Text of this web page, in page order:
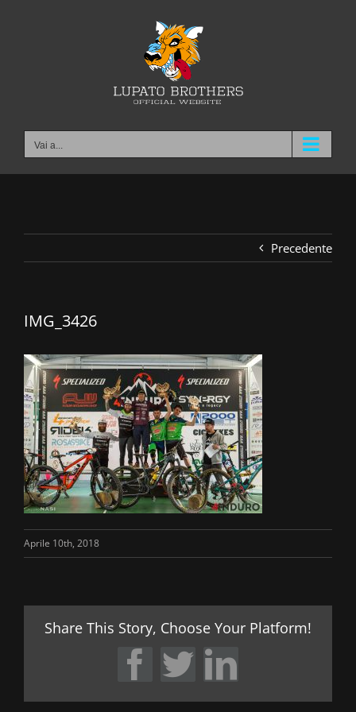
Vai a...
Precedente
IMG_3426
Aprile 10th, 2018
Share This Story, Choose Your Platform!
Facebook
TwitterLinkedIn